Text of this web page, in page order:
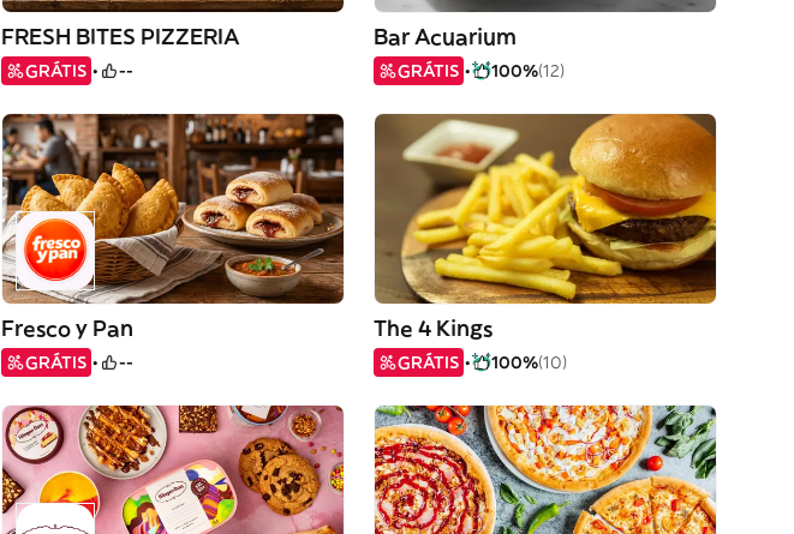
FRESH BITES PIZZERIA
GRÁTIS --
Bar Acuarium
GRÁTIS 100%(12)
Fresco y Pan
GRÁTIS --
The 4 Kings
GRÁTIS 100%(10)